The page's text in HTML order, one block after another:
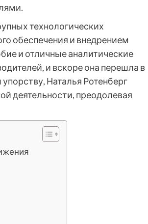
технологических
обеспечения и внедрением
и отличные аналитические
и вскоре она перешла в
Наталья Ротенберг
деятельности, преодолевая